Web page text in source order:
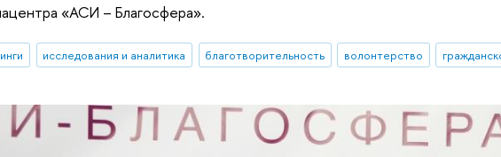
«АСИ – Благосфера».
исследования и аналитика благотворительность волонтерство